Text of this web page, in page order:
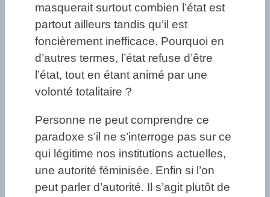
masquerait surtout combien l’état est
partout ailleurs tandis qu’il est
foncièrement inefficace. Pourquoi en
d’autres termes, l’état refuse d’être
l’état, tout en étant animé par une
volonté totalitaire ?
Personne ne peut comprendre ce
paradoxe s’il ne s’interroge pas sur ce
qui légitime nos institutions actuelles,
une autorité féminisée. Enfin si l’on
peut parler d’autorité. Il s’agit plutôt de